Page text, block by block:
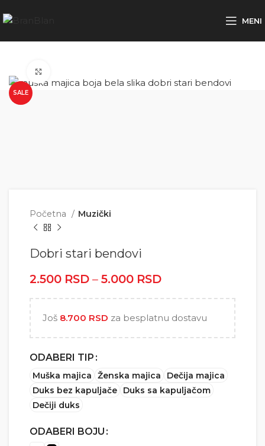
MENI
SALE
Početna Muzički
Dobri stari bendovi
2.500 RSD – 5.000 RSD
Još 8.700 RSD za besplatnu dostavu
ODABERI TIP
Muška majica Ženska majica
Dečija majica
Duks bez kapuljače
Duks sa kapuljačom
Dečiji duks
ODABERI BOJU